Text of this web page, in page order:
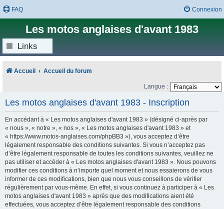
FAQ Connexion
Les motos anglaises d'avant 1983
Links
Accueil Accueil du forum
Langue :
Les motos anglaises d'avant 1983 - Inscription
En accédant à « Les motos anglaises d'avant 1983 » (désigné ci-après par
« nous », « notre », « nos », « Les motos anglaises d'avant 1983 » et
« https://www.motos-anglaises.com/phpBB3 »), vous acceptez d’être
légalement responsable des conditions suivantes. Si vous n’acceptez pas
d’être légalement responsable de toutes les conditions suivantes, veuillez ne
pas utiliser et accéder à « Les motos anglaises d'avant 1983 ». Nous pouvons
modifier ces conditions à n’importe quel moment et nous essaierons de vous
informer de ces modifications, bien que nous vous conseillons de vérifier
régulièrement par vous-même. En effet, si vous continuez à participer à « Les
motos anglaises d'avant 1983 » après que des modifications aient été
effectuées, vous acceptez d’être légalement responsable des conditions